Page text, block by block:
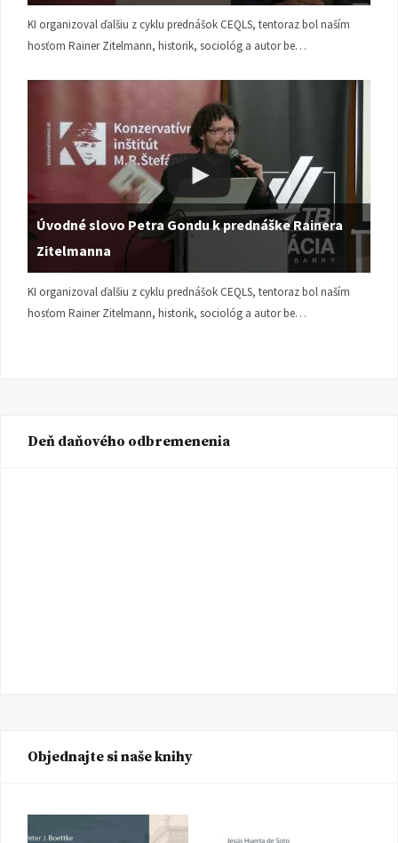
KI organizoval ďalšiu z cyklu prednášok CEQLS, tentoraz bol naším
hosťom Rainer Zitelmann, historik, sociológ a autor be…
Úvodné slovo Petra Gondu k prednáške Rainera
Zitelmanna
KI organizoval ďalšiu z cyklu prednášok CEQLS, tentoraz bol naším
hosťom Rainer Zitelmann, historik, sociológ a autor be…
Deň daňového odbremenenia
Objednajte si naše knihy